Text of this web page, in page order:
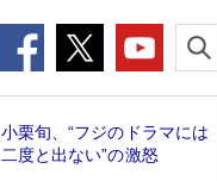
小栗旬、“フジのドラマには
二度と出ない”の激怒